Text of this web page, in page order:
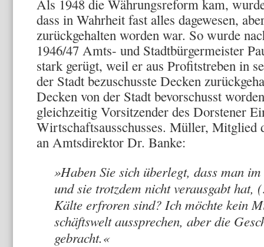
Als 1948 die Währungsreform kam,
dass in Wahrheit fast alles dagewesen,
zurückgehalten worden war. So wurde
1946/47 Amts- und Stadtbürgermeister
stark gerügt, weil er aus Profitstreben in
der Stadt bezuschusste Decken
Decken von der Stadt bevorschusst
gleichzeitig Vorsitzender des Dorstener
Wirtschaftsausschusses. Müller, Mit­glied
an Amtsdi­rektor Dr. Banke:
»Haben Sie sich überlegt, dass man
und sie trotzdem nicht verausgabt
Kälte erfroren sind? Ich möchte kein
schäftswelt aussprechen, aber die
gebracht.«